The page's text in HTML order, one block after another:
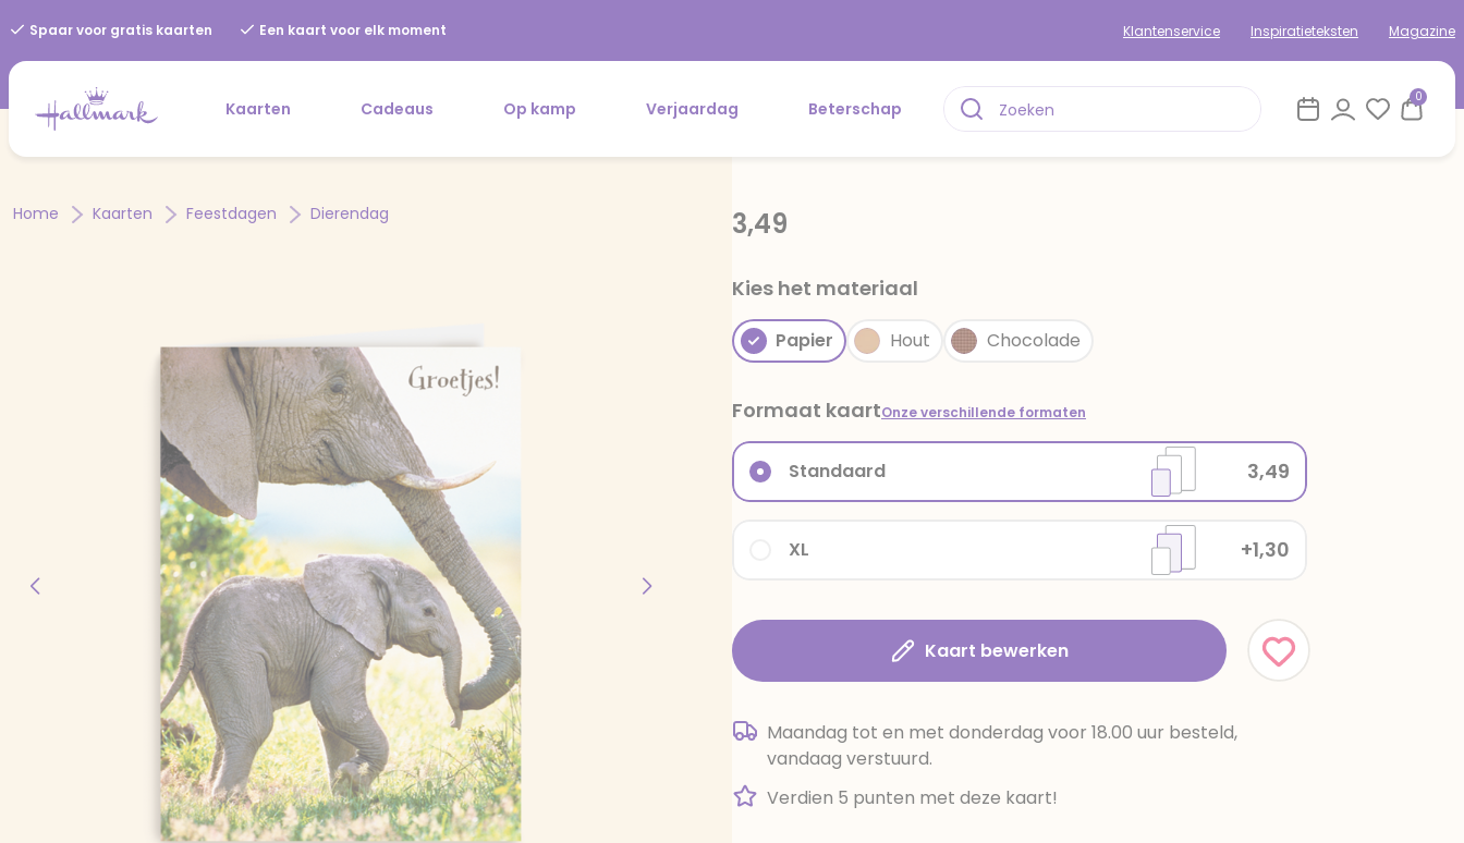
Spaar voor gratis kaarten Een kaart voor elk moment Klantenservice Inspiratieteksten Magazine
Kaarten Cadeaus Op kamp Verjaardag Beterschap
0
Home Kaarten Feestdagen Dierendag 3,49
Kies het materiaal
Papier Hout Chocolade
Formaat kaartOnze verschillende formaten
XL +1,30
Standaard 3,49
Kaart bewerken
Maandag tot en met donderdag voor 18.00 uur besteld,
vandaag verstuurd.
Verdien 5 punten met deze kaart!